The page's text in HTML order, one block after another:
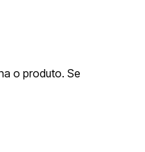
o produto. Se